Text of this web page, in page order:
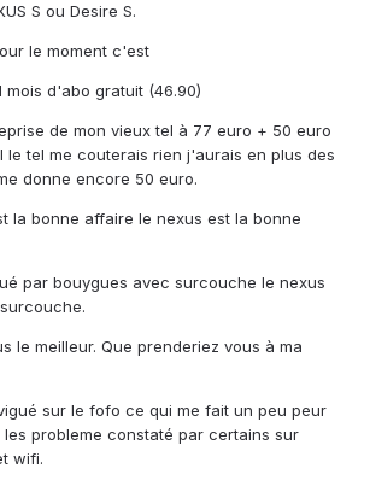
S ou Desire S.
le moment c'est
mois d'abo gratuit (46.90)
de mon vieux tel à 77 euro + 50 euro
le tel me couterais rien j'aurais en plus des
donne encore 50 euro.
la bonne affaire le nexus est la bonne
par bouygues avec surcouche le nexus
le meilleur. Que prenderiez vous à ma
sur le fofo ce qui me fait un peu peur
probleme constaté par certains sur
wifi.